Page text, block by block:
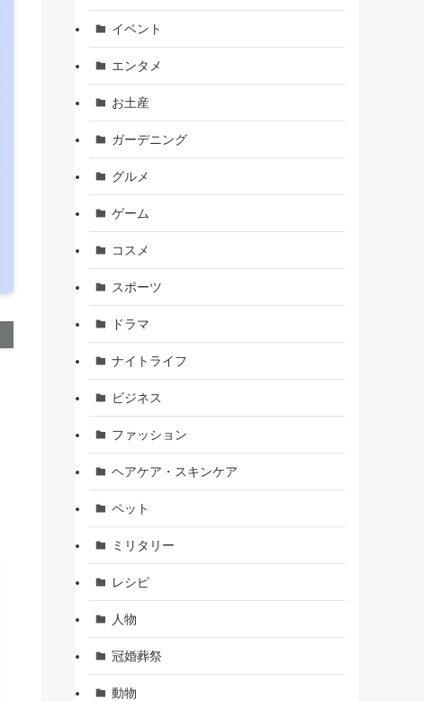
イベント
エンタメ
お土産
ガーデニング
グルメ
ゲーム
コスメ
スポーツ
ドラマ
ナイトライフ
ビジネス
ファッション
ヘアケア・スキンケア
ペット
ミリタリー
レシピ
人物
冠婚葬祭
動物